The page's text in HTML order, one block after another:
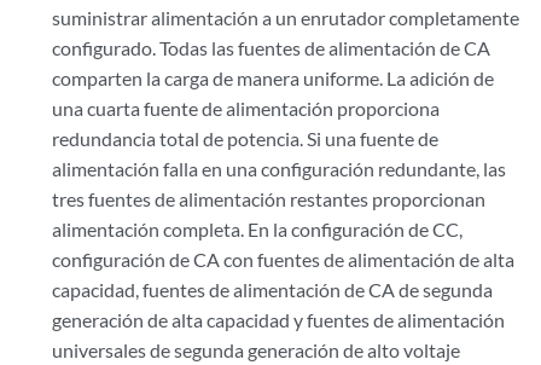
suministrar alimentación a un enrutador completamente
configurado. Todas las fuentes de alimentación de CA
comparten la carga de manera uniforme. La adición de
una cuarta fuente de alimentación proporciona
redundancia total de potencia. Si una fuente de
alimentación falla en una configuración redundante, las
tres fuentes de alimentación restantes proporcionan
alimentación completa. En la configuración de CC,
configuración de CA con fuentes de alimentación de alta
capacidad, fuentes de alimentación de CA de segunda
generación de alta capacidad y fuentes de alimentación
universales de segunda generación de alto voltaje